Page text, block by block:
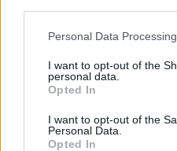
Personal Data
I want to opt-out of the
personal data.
Opted In
I want to opt-out of the
Personal Data.
Opted In
15 3 18
237